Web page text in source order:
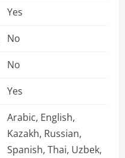
Yes
No
No
Yes
Arabic, English,
Kazakh, Russian,
Spanish, Thai, Uzbek,